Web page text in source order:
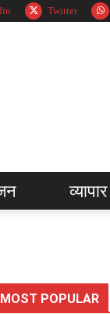
Twitter
व्यापार
MOST POPULAR